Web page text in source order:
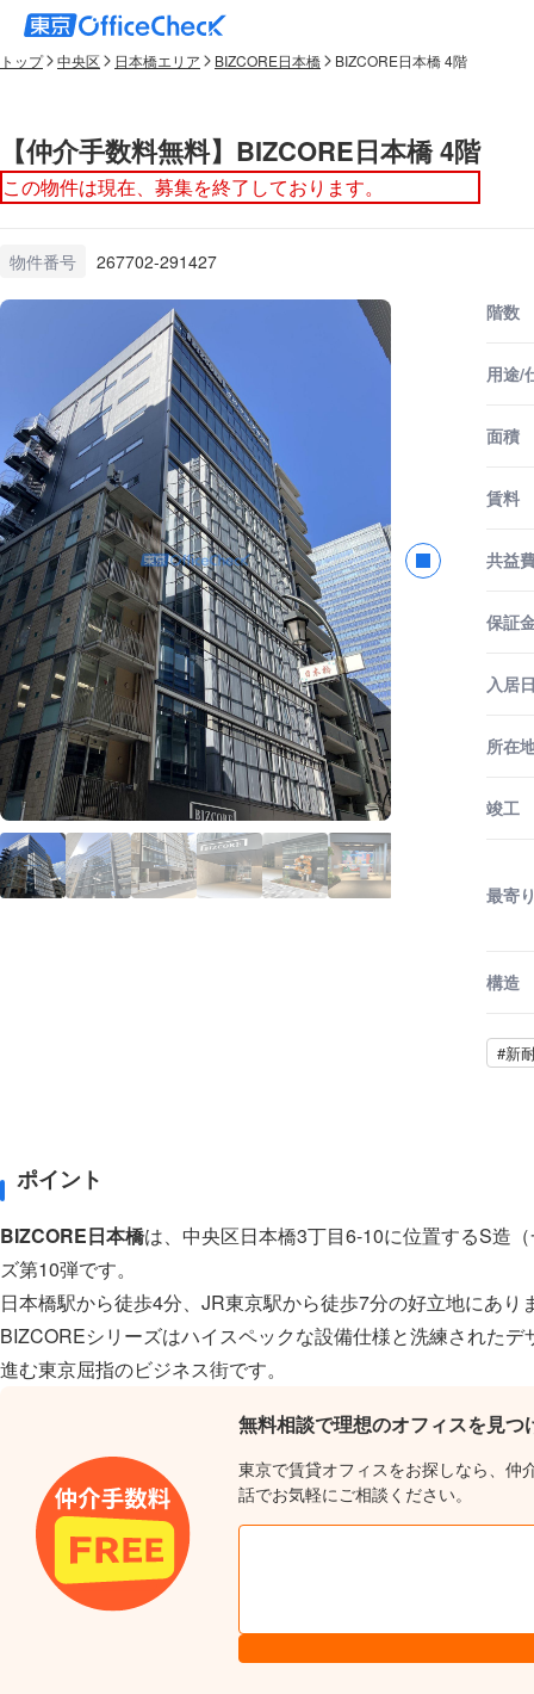
トップ 中央区 日本橋エリア BIZCORE日本橋 BIZCORE日本橋 4階
【仲介手数料無料】BIZCORE日本橋 4階
この物件は現在、募集を終了しております。
物件番号 267702-291427
階数
用途/
面積
賃料
共益
保証
入居
所在
竣工
最寄
構造
#新
ポイント
BIZCORE日本橋は、中央区日本橋3丁目6-10に位置するS造
ズ第10弾です。
日本橋駅から徒歩4分、JR東京駅から徒歩7分の好立地にあ
BIZCOREシリーズはハイスペックな設備仕様と洗練された
進む東京屈指のビジネス街です。
無料相談で理想のオフィスを見つ
東京で賃貸オフィスをお探しなら、仲
話でお気軽にご相談ください。